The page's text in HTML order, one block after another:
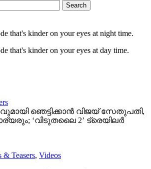
Search
that's kinder on your eyes at night time.
that's kinder on your eyes at day time.
ഞെട്ടിക്കാൻ വിജയ് സേതുപതി,
‘വിടുതലൈ 2’ ട്രെയിലർ
& Teasers, Videos